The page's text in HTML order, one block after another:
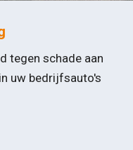
tegen schade aan
uw bedrijfsauto's